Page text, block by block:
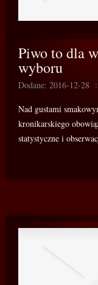
Piwo to dla
wyboru
Dodane: 2016-12-28
Nad gustami
kronikarskiego
statystyczne i